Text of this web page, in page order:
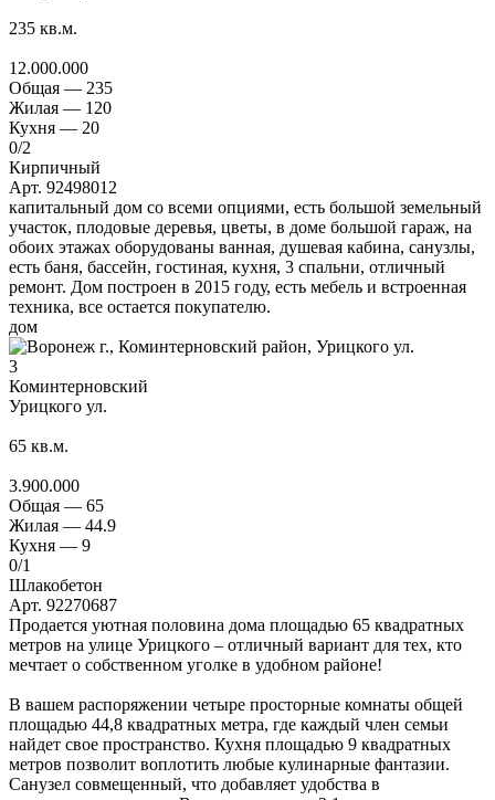
235 кв.м.
12.000.000
Общая — 235
Жилая — 120
Кухня — 20
0/2
Кирпичный
Арт. 92498012
капитальный дом со всеми опциями, есть большой земельный
участок, плодовые деревья, цветы, в доме большой гараж, на
обоих этажах оборудованы ванная, душевая кабина, санузлы,
есть баня, бассейн, гостиная, кухня, 3 спальни, отличный
ремонт. Дом построен в 2015 году, есть мебель и встроенная
техника, все остается покупателю.
дом
3
Коминтерновский
Урицкого ул.
65 кв.м.
3.900.000
Общая — 65
Жилая — 44.9
Кухня — 9
0/1
Шлакобетон
Арт. 92270687
Продается уютная половина дома площадью 65 квадратных
метров на улице Урицкого – отличный вариант для тех, кто
мечтает о собственном уголке в удобном районе!
В вашем распоряжении четыре просторные комнаты общей
площадью 44,8 квадратных метра, где каждый член семьи
найдет свое пространство. Кухня площадью 9 квадратных
метров позволит воплотить любые кулинарные фантазии.
Санузел совмещенный, что добавляет удобства в